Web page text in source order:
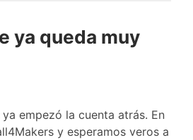
ya queda muy
empezó la cuenta atrás. En
y esperamos veros a